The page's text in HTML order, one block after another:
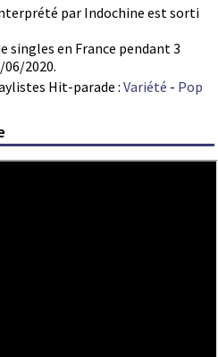
par Indochine est sorti
singles en France pendant 3
06/2020.
Hit-parade :Variété - Pop